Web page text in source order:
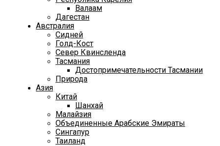
Валаам
Дагестан
Австралия
Сидней
Голд-Кост
Север Квинсленда
Тасмания
Достопримечательности Тасмании
Природа
Азия
Китай
Шанхай
Малайзия
Объединенные Арабские Эмираты
Сингапур
Таиланд